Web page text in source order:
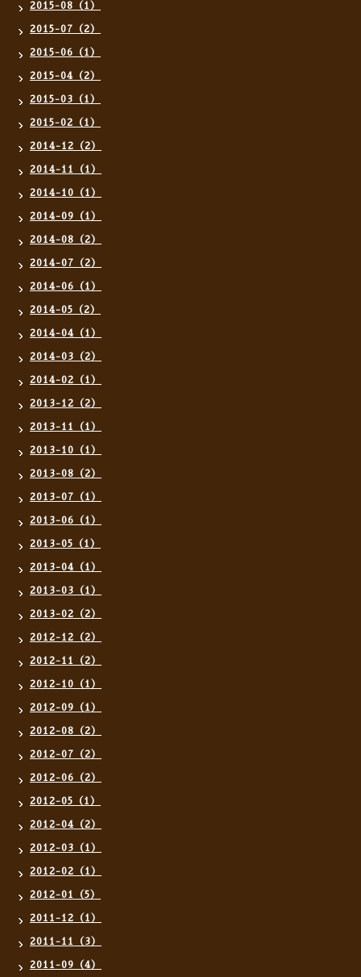
2015-08（1）
2015-07（2）
2015-06（1）
2015-04（2）
2015-03（1）
2015-02（1）
2014-12（2）
2014-11（1）
2014-10（1）
2014-09（1）
2014-08（2）
2014-07（2）
2014-06（1）
2014-05（2）
2014-04（1）
2014-03（2）
2014-02（1）
2013-12（2）
2013-11（1）
2013-10（1）
2013-08（2）
2013-07（1）
2013-06（1）
2013-05（1）
2013-04（1）
2013-03（1）
2013-02（2）
2012-12（2）
2012-11（2）
2012-10（1）
2012-09（1）
2012-08（2）
2012-07（2）
2012-06（2）
2012-05（1）
2012-04（2）
2012-03（1）
2012-02（1）
2012-01（5）
2011-12（1）
2011-11（3）
2011-09（4）